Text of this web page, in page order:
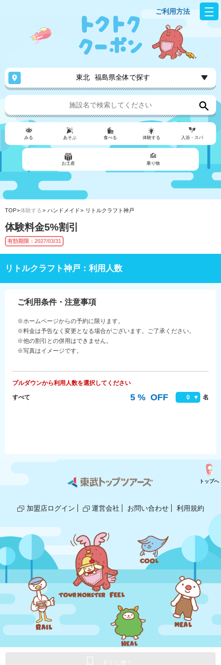
ご利用方法
東北 福島県全体で探す
みる あそぶ 食べる 体験する 入浴・スパ
お土産 乗り物
TOP 体験する ハンドメイド リトルクラフト神戸
体験料金5%割引
有効期限：2027/03/31
リトルクラフト神戸：利用人数
ご利用条件・注意事項
※ホームページからの予約に限ります。
※料金は予告なく変更となる場合がございます。ご了承ください。
※他の割引との併用はできません。
※写真はイメージです。
プルダウンから利用人数を選択してください
すべて 5 % OFF 0 名
加盟店ログイン 運営会社 お問い合わせ 利用規約
トップへ